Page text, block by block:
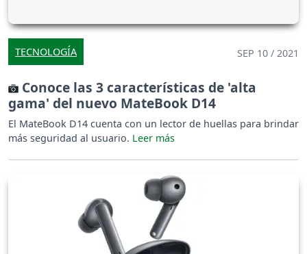
TECNOLOGÍA SEP 10 / 2021
Conoce las 3 características de 'alta
gama' del nuevo MateBook D14
El MateBook D14 cuenta con un lector de huellas para brindar
más seguridad al usuario.